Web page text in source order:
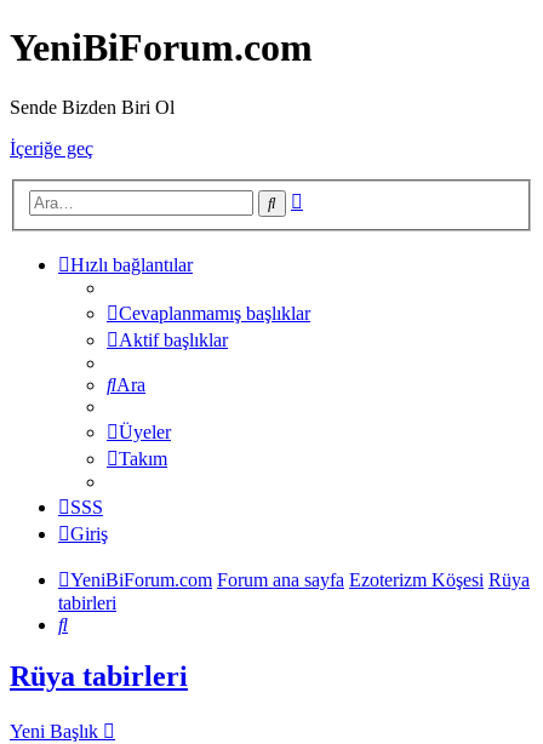
YeniBiForum.com
Sende Bizden Biri Ol
İçeriğe geç
Ara
Hızlı bağlantılar
Cevaplanmamış başlıklar
Aktif başlıklar
Ara
Üyeler
Takım
SSS
Giriş
YeniBiForum.com Forum ana sayfa Ezoterizm Köşesi Rüya
tabirleri
Ara
Rüya tabirleri
Yeni Başlık